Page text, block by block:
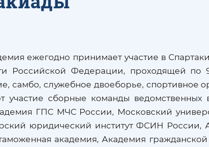
ежегодно принимает участие в
Российской Федерации, проходящей по
самбо, служебное двоеборье, спортивное
сборные команды ведомственных
ГПС МЧС России, Московский
юридический институт ФСИН России,
академия, Академия